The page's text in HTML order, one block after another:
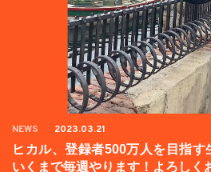
NEWS 2023.03.21
ヒカル、登録者500万人を目指す
いくまで毎週やります！よろしく